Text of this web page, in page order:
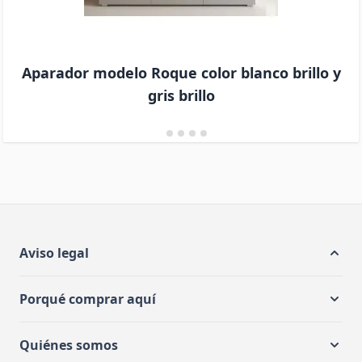
Aparador modelo Roque color blanco brillo y
gris brillo
Aviso legal
Porqué comprar aquí
Quiénes somos